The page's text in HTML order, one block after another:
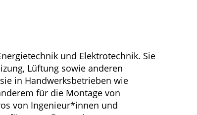
und Elektrotechnik. Sie
Lüftung sowie anderen
in Handwerksbetrieben wie
für die Montage von
von Ingenieur*innen und